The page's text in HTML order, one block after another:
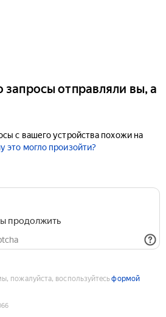
запросы отправляли вы, а
с вашего устройства похожи на
это могло произойти?
продолжить
пожалуйста, воспользуйтесьформой